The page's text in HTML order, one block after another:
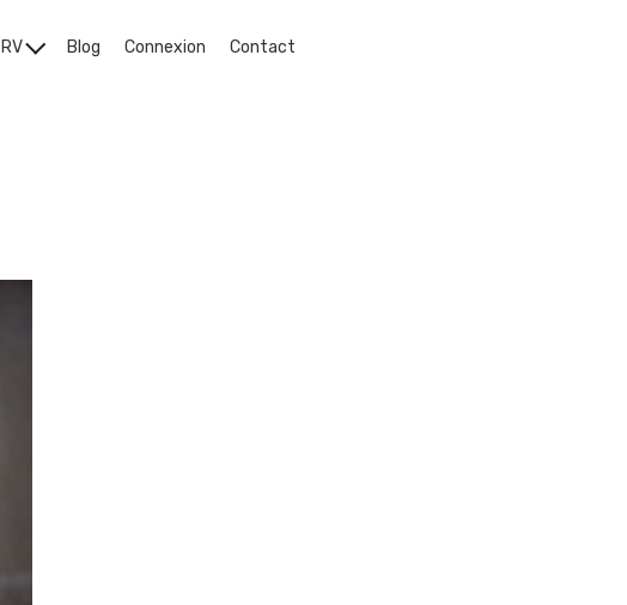
Blog Connexion Contact